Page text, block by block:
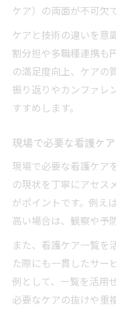
ケア）の両面が不可欠で
ケアと技術の違いを意
割分担や多職種連携も
の満足度向上、ケアの
振り返りやカンファレ
すすめします。
現場で必要な看護ケ
現場で必要な看護ケア
の現状を丁寧にアセス
がポイントです。例え
高い場合は、観察や予
また、看護ケア一覧を
た際にも一貫したサー
例として、一覧を活用
必要なケアの抜けや重